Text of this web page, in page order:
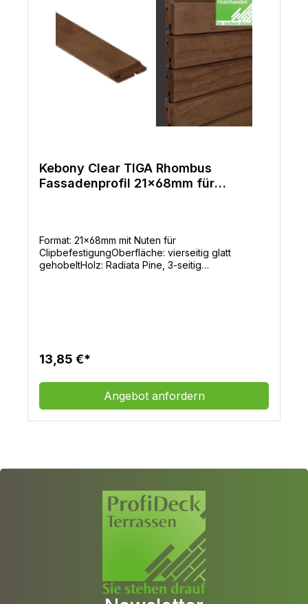
Kebony Clear TIGA Rhombus
Fassadenprofil 21x68mm für
Format: 21x68mm mit Nuten für
ClipbefestigungOberfläche: vierseitig glatt
gehobeltHolz: Radiata Pine, 3-seitig
Bodenbeläge sowie Fassaden. Auf Kebony gibt
wurde in Norwegen entwickelt und ist ein
umweltfreundliches, patentiertes Verfahren, das
die Eigenschaften von nachhaltigen Weichhölzern
erhältlich in Clear, im Prinzip astrein
(Ausgangsmaterial: Pinus radiata) und in Character,
astig (Ausgangsmaterial: Pinus sylvestris).
13,85 €*
Angebot anfordern